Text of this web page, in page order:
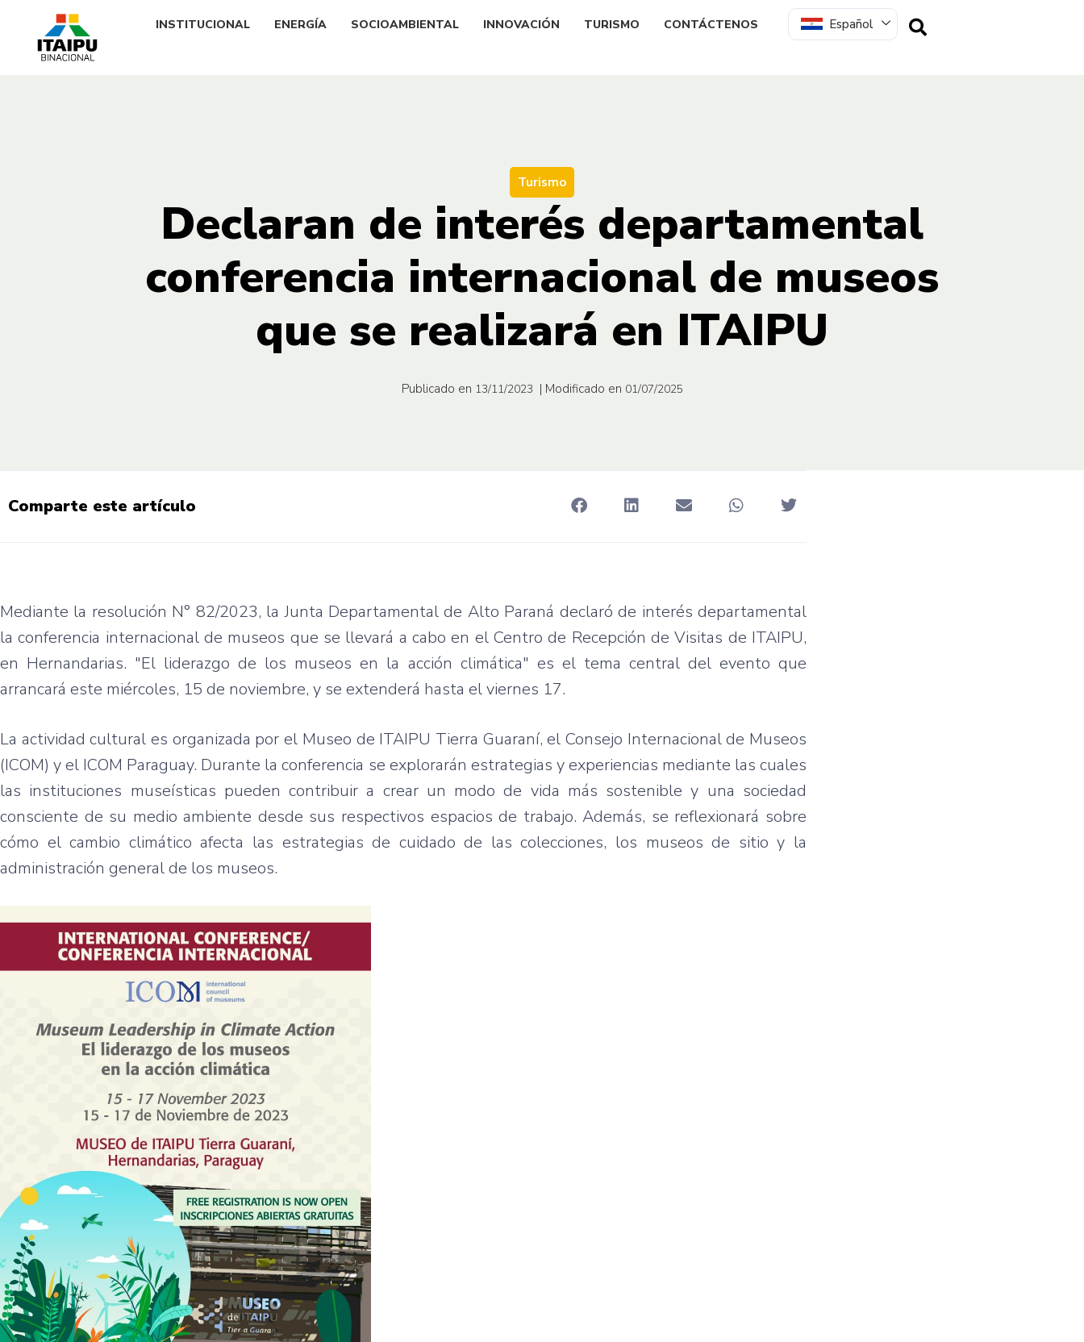
INSTITUCIONAL ENERGÍA SOCIOAMBIENTAL INNOVACIÓN TURISMO CONTÁCTENOS Español
Turismo
Declaran de interés departamental
conferencia internacional de museos
que se realizará en ITAIPU
Publicado en 13/11/2023 | Modificado en 01/07/2025
Comparte este artículo
Mediante la resolución N° 82/2023, la Junta Departamental de Alto Paraná declaró de interés departamental
la conferencia internacional de museos que se llevará a cabo en el Centro de Recepción de Visitas de ITAIPU,
en Hernandarias. "El liderazgo de los museos en la acción climática" es el tema central del evento que
arrancará este miércoles, 15 de noviembre, y se extenderá hasta el viernes 17.
La actividad cultural es organizada por el Museo de ITAIPU Tierra Guaraní, el Consejo Internacional de Museos
(ICOM) y el ICOM Paraguay. Durante la conferencia se explorarán estrategias y experiencias mediante las cuales
las instituciones museísticas pueden contribuir a crear un modo de vida más sostenible y una sociedad
consciente de su medio ambiente desde sus respectivos espacios de trabajo. Además, se reflexionará sobre
cómo el cambio climático afecta las estrategias de cuidado de las colecciones, los museos de sitio y la
administración general de los museos.